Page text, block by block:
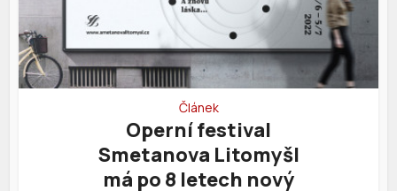
Článek
Operní festival
Smetanova Litomyšl
má po 8 letech nový